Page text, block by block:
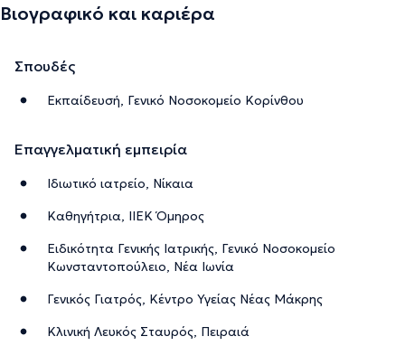
Βιογραφικό και καριέρα
Σπουδές
Εκπαίδευσή, Γενικό Νοσοκομείο Κορίνθου
Επαγγελματική εμπειρία
Ιδιωτικό ιατρείο, Νίκαια
Καθηγήτρια, ΙΙΕΚ Όμηρος
Ειδικότητα Γενικής Ιατρικής, Γενικό Νοσοκομείο
Κωνσταντοπούλειο, Νέα Ιωνία
Γενικός Γιατρός, Κέντρο Υγείας Νέας Μάκρης
Κλινική Λευκός Σταυρός, Πειραιά